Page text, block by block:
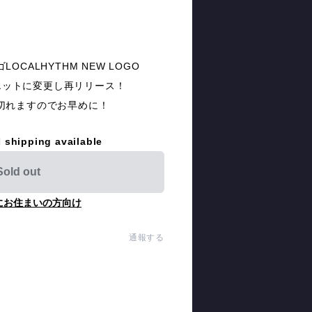
LOCALHYTHM NEW LOGO
トに変更し再リリース！
ますのでお早めに！
shipping available
out
お住まいの方向け
通報する